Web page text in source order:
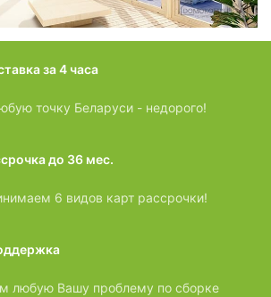
домики
за 4 часа
точку Беларуси - недорого!
до 36 мес.
6 видов карт рассрочки!
любую Вашу проблему по сборке